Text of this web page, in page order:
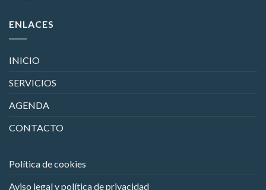
ENLACES
INICIO
SERVICIOS
AGENDA
CONTACTO
Política de cookies
Aviso legal y política de privacidad